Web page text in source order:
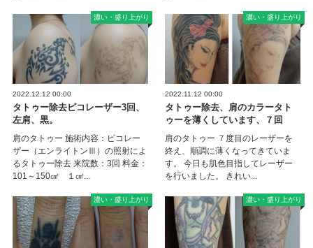
濃い・盛り上がり
2022.12.12 00:00
タトゥー除去ピコレーザー3回、
左肩、黒。
肩のタトゥー 施術内容：ピコレー
ザー（エンライトンⅢ）の照射によ
るタトゥー除去 来院数：3回 料金：
101～150㎠ １㎠...
濃い・盛り上がり
2022.11.12 00:00
タトゥー除去、肩のカラータト
ゥーを薄くしています、７回
肩のタトゥー ７度目のレーザーを
終え、順調に薄くなってきていま
す。 今日も肌色目指してレーザー
を行いました。 きれい...
濃い・盛り上がり 濃い・盛り上がり